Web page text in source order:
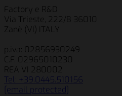
Factory e R&D
Via Trieste, 222/B 36010
Zanè (VI) ITALY
p.iva: 02856930249
C.F. 02965010230
REA VI 280002
Tel: +39.0445.510156
[email protected]